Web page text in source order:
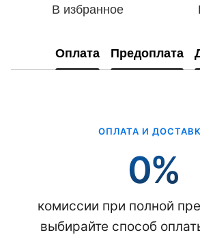
В избранное
Оплата Предоплата
ОПЛАТА И
0%
комиссии при полной
выбирайте способ